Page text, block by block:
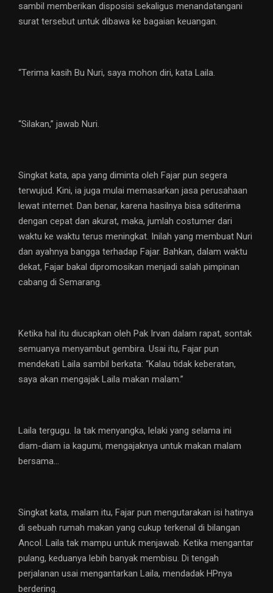
sambil memberikan disposisi sekaligus menandatangani
surat tersebut untuk dibawa ke bagaian keuangan.
“Terima kasih Bu Nuri, saya mohon diri, kata Laila.
“Silakan,” jawab Nuri.
Singkat kata, apa yang diminta oleh Fajar pun segera
terwujud. Kini, ia juga mulai memasarkan jasa perusahaan
lewat internet. Dan benar, karena hasilnya bisa sditerima
dengan cepat dan akurat, maka, jumlah costumer dari
waktu ke waktu terus meningkat. Inilah yang membuat Nuri
dan ayahnya bangga terhadap Fajar. Bahkan, dalam waktu
dekat, Fajar bakal dipromosikan menjadi salah pimpinan
cabang di Semarang.
Ketika hal itu diucapkan oleh Pak Irvan dalam rapat, sontak
semuanya menyambut gembira. Usai itu, Fajar pun
mendekati Laila sambil berkata: “Kalau tidak keberatan,
saya akan mengajak Laila makan malam.”
Laila tergugu. Ia tak menyangka, lelaki yang selama ini
diam-diam ia kagumi, mengajaknya untuk makan malam
bersama…
Singkat kata, malam itu, Fajar pun mengutarakan isi hatinya
di sebuah rumah makan yang cukup terkenal di bilangan
Ancol. Laila tak mampu untuk menjawab. Ketika mengantar
pulang, keduanya lebih banyak membisu. Di tengah
perjalanan usai mengantarkan Laila, mendadak HPnya
berdering.